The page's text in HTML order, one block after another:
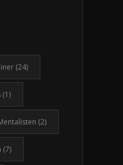
(24)
(1)
(2)
(7)